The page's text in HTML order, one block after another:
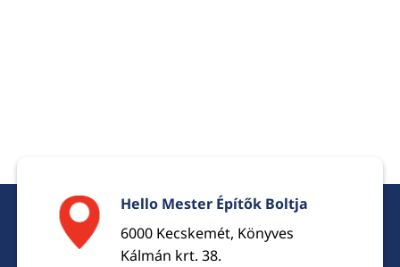
Hello Mester Építők Boltja
6000 Kecskemét, Könyves
Kálmán krt. 38.